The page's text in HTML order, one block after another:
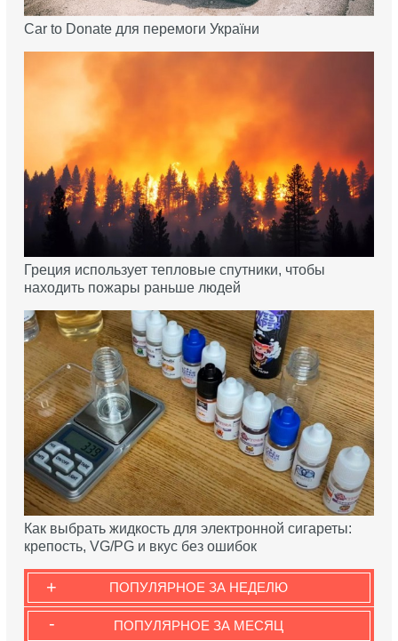
Car to Donate для перемоги України
Греция использует тепловые спутники, чтобы
находить пожары раньше людей
Как выбрать жидкость для электронной сигареты:
крепость, VG/PG и вкус без ошибок
ПОПУЛЯРНОЕ ЗА НЕДЕЛЮ
+
ПОПУЛЯРНОЕ ЗА МЕСЯЦ
-